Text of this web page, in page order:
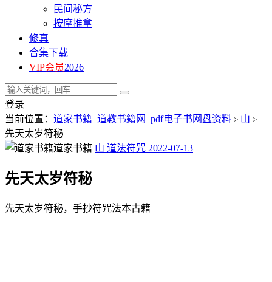
民间秘方
按摩推拿
修真
合集下载
VIP会员2026
登录
当前位置： 道家书籍_道教书籍网_pdf电子书网盘资料 > 山 >
先天太岁符秘
道家书籍 山 道法符咒 2022-07-13
先天太岁符秘
先天太岁符秘，手抄符咒法本古籍